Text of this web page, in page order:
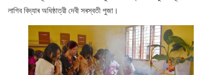
লাগিব বিদ্যাৰ অধিষ্ঠাত্রী দেবী সৰস্বতী পুজা।